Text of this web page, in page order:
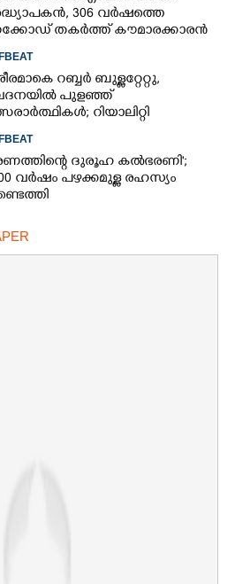
306 വർഷത്തെ
തകർത്ത് കൗമാരക്കാരൻ
റബ്ബർ ബുള്ളറ്റേറ്റു,
പുളഞ്ഞ്
റിയാലിറ്റി
വ്യാപക വിമർശനം
ദുരൂഹ കൽഭരണി';
വർഷം പഴക്കമുള്ള രഹസ്യം